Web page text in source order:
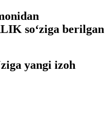
so‘ziga berilgan
yangi izoh